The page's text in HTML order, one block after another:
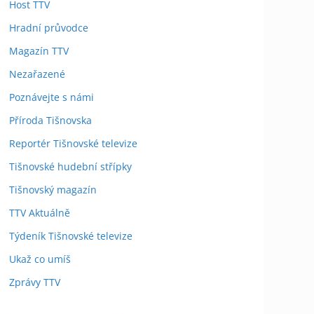
Host TTV
Hradní průvodce
Magazín TTV
Nezařazené
Poznávejte s námi
Příroda Tišnovska
Reportér Tišnovské televize
Tišnovské hudební střípky
Tišnovský magazín
TTV Aktuálně
Týdeník Tišnovské televize
Ukaž co umíš
Zprávy TTV